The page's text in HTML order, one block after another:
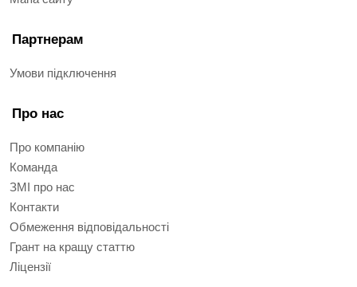
Партнерам
Умови підключення
Про нас
Про компанію
Команда
ЗМІ про нас
Контакти
Обмеження відповідальності
Грант на кращу статтю
Ліцензії